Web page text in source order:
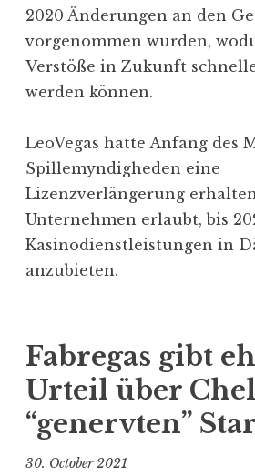
2020 Änderungen an den
vorgenommen wurden,
Verstöße in Zukunft
werden können.
LeoVegas hatte Anfang des
Spillemyndigheden eine
Lizenzverlängerung
Unternehmen erlaubt, bis
Kasinodienstleistungen in
anzubieten.
Fabregas gibt
Urteil über
“genervten”
30. October 2021